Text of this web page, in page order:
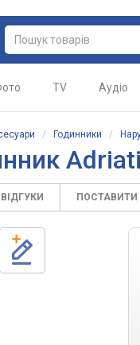
TV Аудіо
/ Годинники /
ВІДГУКИ ПОСТАВИТИ